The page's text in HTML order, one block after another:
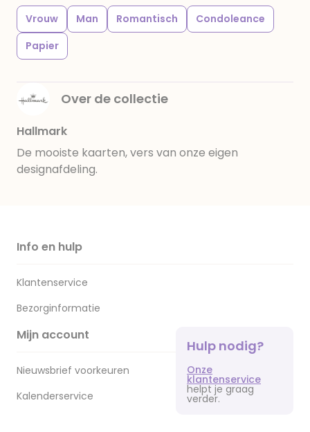
Vrouw Man Romantisch
Condoleance
Papier
Over de collectie
Hallmark
De mooiste kaarten, vers van onze eigen
designafdeling.
Info en hulp
Klantenservice
Bezorginformatie
Mijn account
Nieuwsbrief voorkeuren
Kalenderservice
Hulp nodig?
Onze
klantenservice
helpt je graag
verder.